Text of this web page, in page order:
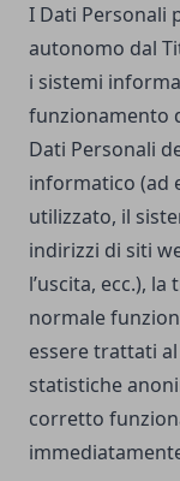
I Dati Personali
autonomo dal
i sistemi
funzionamento
Dati Personali
informatico (ad
utilizzato, il
indirizzi di siti
l’uscita, ecc.),
normale
essere trattati
statistiche
corretto